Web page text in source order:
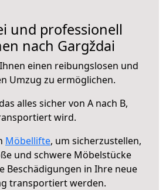
und professionell
nach Gargždai
einen reibungslosen und
Umzug zu ermöglichen.
alles sicher von A nach B,
wird.
Möbellifte, um sicherzustellen,
und schwere Möbelstücke
Beschädigungen in Ihre neue
transportiert werden.